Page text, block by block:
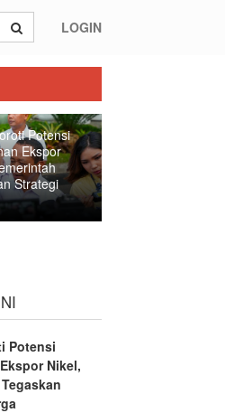
LOGIN
Potensi
Ekspor
Strategi
Potensi
Nikel,